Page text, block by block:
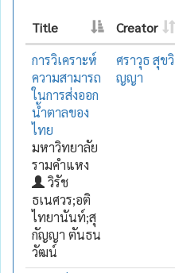
Title Creator
การวิเคราะห์
ความสามารถ
ในการส่งออก
น้ำตาลของ
ไทย
มหาวิทยาลัย
รามคำแหง
วิรัช
ธเนศวร;อติ
ไทยานันท์;สุ
กัญญา ตันธน
วัฒน์
ศราวุธ สุขวิ
ญญา